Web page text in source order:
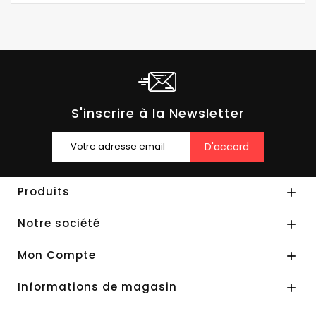
S'inscrire à la Newsletter
Produits 
Notre société 
Mon Compte 
Informations de magasin 